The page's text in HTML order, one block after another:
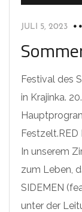
JULI 5, 2023
Festival des
in Krajinka.
Festzelt.RED
In unserem
zum Leben,
SIDEMEN
unter der